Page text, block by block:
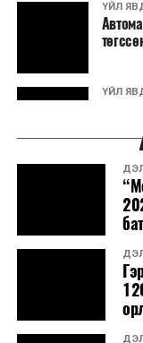
ҮЙЛ
ҮЙЛ
ҮЙЛ
тонн